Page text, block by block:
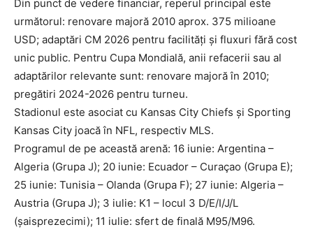
Din punct de vedere financiar, reperul principal este
următorul: renovare majoră 2010 aprox. 375 milioane
USD; adaptări CM 2026 pentru facilități și fluxuri fără cost
unic public. Pentru Cupa Mondială, anii refacerii sau al
adaptărilor relevante sunt: renovare majoră în 2010;
pregătiri 2024-2026 pentru turneu.
Stadionul este asociat cu Kansas City Chiefs și Sporting
Kansas City joacă în NFL, respectiv MLS.
Programul de pe această arenă: 16 iunie: Argentina –
Algeria (Grupa J); 20 iunie: Ecuador – Curaçao (Grupa E);
25 iunie: Tunisia – Olanda (Grupa F); 27 iunie: Algeria –
Austria (Grupa J); 3 iulie: K1 – locul 3 D/E/I/J/L
(șaisprezecimi); 11 iulie: sfert de finală M95/M96.